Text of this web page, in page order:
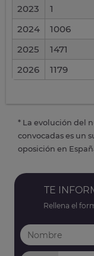
2023
1
2024
1006
2025
1471
2026
1179
* La evolución del
convocadas es un
oposición en
TE
Rellena el